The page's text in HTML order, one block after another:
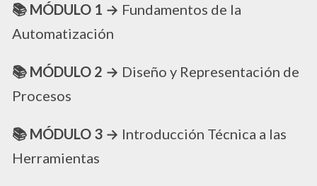
📚 MÓDULO 1 → Fundamentos de la
Automatización
📚 MÓDULO 2 → Diseño y Representación de
Procesos
📚 MÓDULO 3 → Introducción Técnica a las
Herramientas